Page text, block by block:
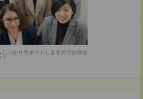
しっかりサポートしますのでお任せ